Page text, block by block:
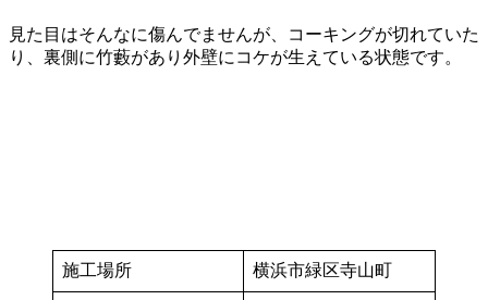
見た目はそんなに傷んでませんが、コーキングが切れていた
り、裏側に竹藪があり外壁にコケが生えている状態です。
施工場所 横浜市緑区寺山町